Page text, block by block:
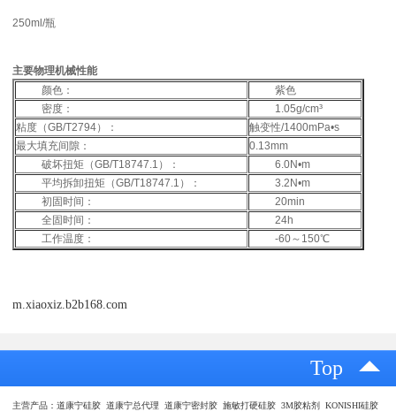
250ml/瓶
主要物理机械性能
颜色：
紫色
密度：
1.05g/cm³
粘度（GB/T2794）：
触变性/1400mPa•s
最大填充间隙：
0.13mm
破坏扭矩（GB/T18747.1）：
6.0N•m
平均拆卸扭矩（GB/T18747.1）：
3.2N•m
初固时间：
20min
全固时间：
24h
工作温度：
-60～150℃
m.xiaoxiz.b2b168.com
Top
主营产品：道康宁硅胶 道康宁总代理 道康宁密封胶 施敏打硬硅胶 3M胶粘剂 KONISHI硅胶